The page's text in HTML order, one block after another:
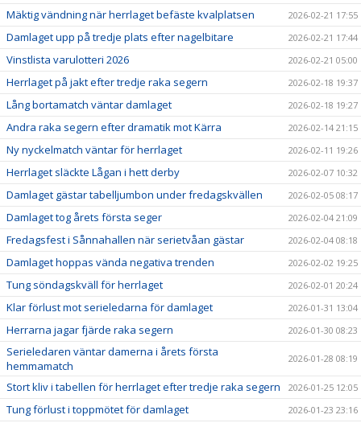
Mäktig vändning när herrlaget befäste kvalplatsen 2026-02-21 17:55
Damlaget upp på tredje plats efter nagelbitare 2026-02-21 17:44
Vinstlista varulotteri 2026 2026-02-21 05:00
Herrlaget på jakt efter tredje raka segern 2026-02-18 19:37
Lång bortamatch väntar damlaget 2026-02-18 19:27
Andra raka segern efter dramatik mot Kärra 2026-02-14 21:15
Ny nyckelmatch väntar för herrlaget 2026-02-11 19:26
Herrlaget släckte Lågan i hett derby 2026-02-07 10:32
Damlaget gästar tabelljumbon under fredagskvällen 2026-02-05 08:17
Damlaget tog årets första seger 2026-02-04 21:09
Fredagsfest i Sånnahallen när serietvåan gästar 2026-02-04 08:18
Damlaget hoppas vända negativa trenden 2026-02-02 19:25
Tung söndagskväll för herrlaget 2026-02-01 20:24
Klar förlust mot serieledarna för damlaget 2026-01-31 13:04
Herrarna jagar fjärde raka segern 2026-01-30 08:23
Serieledaren väntar damerna i årets första
hemmamatch
2026-01-28 08:19
Stort kliv i tabellen för herrlaget efter tredje raka segern 2026-01-25 12:05
Tung förlust i toppmötet för damlaget 2026-01-23 23:16